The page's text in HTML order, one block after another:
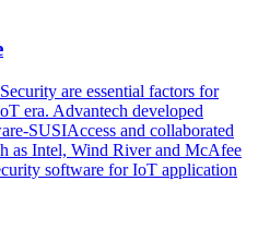
are essential factors for
era. Advantech developed
SUSIAccess and collaborated
as Intel, Wind River and McAfee
software for IoT application